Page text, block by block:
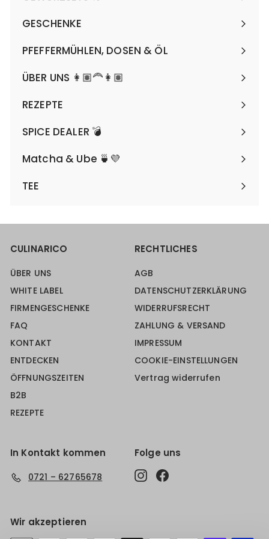
Menü
maximieren
GESCHENKE
Menü
maximieren
PFEFFERMÜHLEN, DOSEN & ÖL
Menü
maximieren
ÜBER UNS 👩🏽‍🦰👩🏽
REZEPTE
SPICE DEALER 💣
Matcha & Ube 🍵💜
TEE
CULINARICO
ÜBER UNS
WHITE LABEL
FIRMENGESCHENKE
FAQ
KONTAKT
ENTDECKEN
ÖFFNUNGSZEITEN
B2B
REZEPTE
RECHTLICHES
AGB
DATENSCHUTZERKLÄRUNG
WIDERRUFSRECHT
ZAHLUNG & VERSAND
IMPRESSUM
COOKIE-EINSTELLUNGEN
Vertrag widerrufen
In Kontakt kommen
0721 – 62765678
Folge uns
Instagram
Wir akzeptieren